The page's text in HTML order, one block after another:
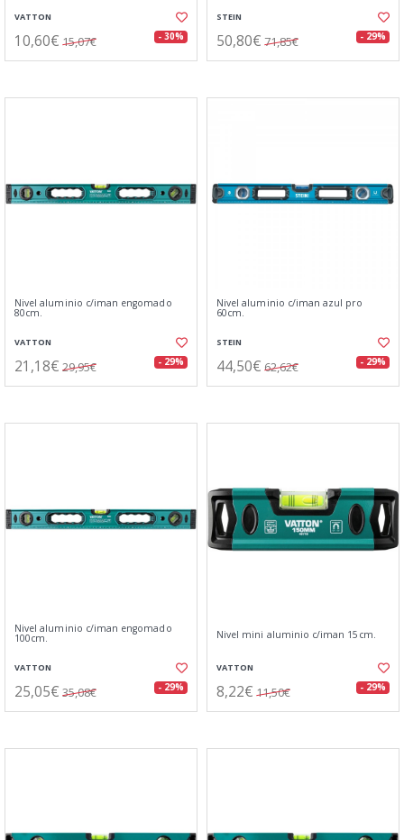
VATTON
10,60€ 15,07€ - 30%
STEIN
50,80€ 71,85€ - 29%
Nivel aluminio c/iman engomado
80cm.
VATTON
21,18€ 29,95€ - 29%
Nivel aluminio c/iman azul pro
60cm.
STEIN
44,50€ 62,62€ - 29%
Nivel aluminio c/iman engomado
100cm.
VATTON
25,05€ 35,08€ - 29%
Nivel mini aluminio c/iman 15cm.
VATTON
8,22€ 11,50€ - 29%